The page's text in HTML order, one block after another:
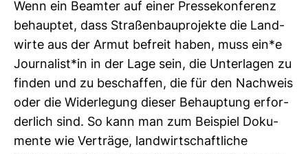
Wenn ein Beamter auf einer Pres­se­kon­fe­renz
behauptet, dass Stra­ßen­bau­pro­jekte die Land­
wirte aus der Armut befreit haben, muss ein*e
Jour­na­list*in in der Lage sein, die Unter­lagen zu
finden und zu beschaffen, die für den Nach­weis
oder die Wider­le­gung dieser Behaup­tung erfor­
der­lich sind. So kann man zum Bei­spiel Doku­
mente wie Ver­träge, land­wirt­schaft­liche